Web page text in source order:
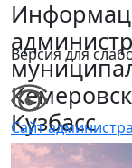
Версия для
Сайт
Кузбасс